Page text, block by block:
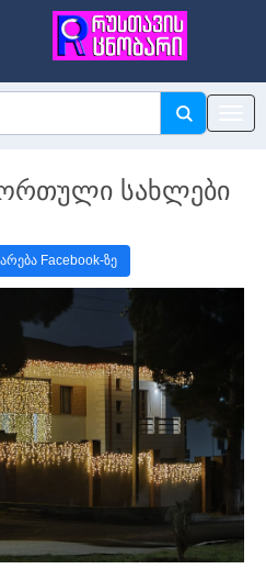
სახლები
Facebook-ზე